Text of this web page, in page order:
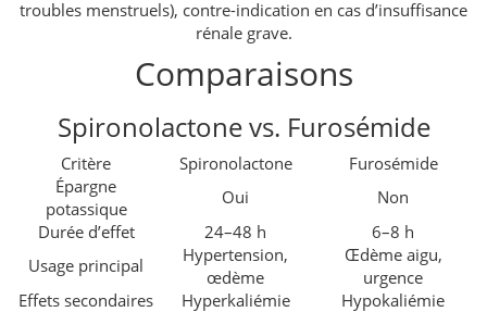
troubles menstruels), contre-indication en cas d’insuffisance
rénale grave.
Comparaisons
Spironolactone vs. Furosémide
Critère Spironolactone
Furosémide
Épargne
potassique
Oui
Non
Durée d’effet
24–48 h
6–8 h
Usage principal
Hypertension,
œdème
Œdème aigu,
urgence
Effets secondaires
Hyperkaliémie Hypokaliémie